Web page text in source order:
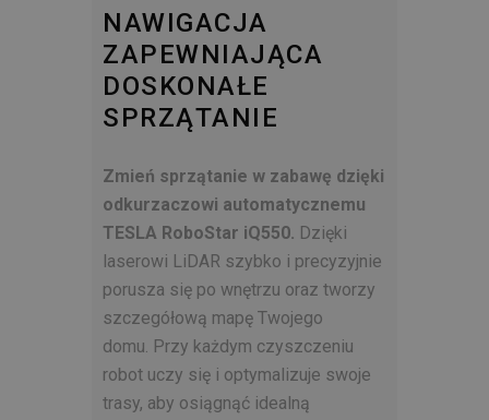
NAWIGACJA
ZAPEWNIAJĄCA
DOSKONAŁE
SPRZĄTANIE
Zmień sprzątanie w zabawę dzięki
odkurzaczowi automatycznemu
TESLA RoboStar iQ550. Dzięki
laserowi LiDAR szybko i precyzyjnie
porusza się po wnętrzu oraz tworzy
szczegółową mapę Twojego
domu. Przy każdym czyszczeniu
robot uczy się i optymalizuje swoje
trasy, aby osiągnąć idealną